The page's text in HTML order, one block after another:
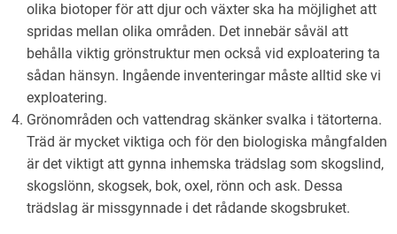
olika biotoper för att djur och växter ska ha möjlighet att
spridas mellan olika områden. Det innebär såväl att
behålla viktig grönstruktur men också vid exploatering ta
sådan hänsyn. Ingående inventeringar måste alltid ske vi
exploatering.
Grönområden och vattendrag skänker svalka i tätorterna.
Träd är mycket viktiga och för den biologiska mångfalden
är det viktigt att gynna inhemska trädslag som skogslind,
skogslönn, skogsek, bok, oxel, rönn och ask. Dessa
trädslag är missgynnade i det rådande skogsbruket.